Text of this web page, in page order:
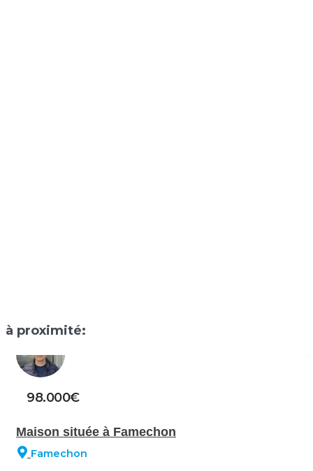
à proximité:
98.000€
Maison située à Famechon
Famechon